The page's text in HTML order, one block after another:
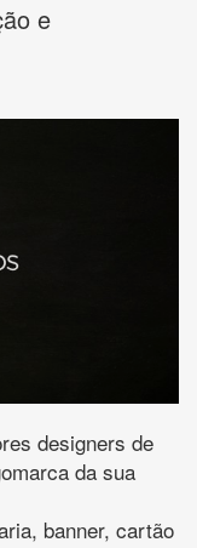
e
designers de
da sua
banner, cartão